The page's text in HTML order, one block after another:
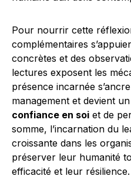
Pour nourrir cette
complémentaires
concrètes et des
lectures exposent les
présence incarnée
management et devient
confiance en soi et de
somme, l’incarnation du
croissante dans les
préserver leur humanité
efficacité et leur résilience.